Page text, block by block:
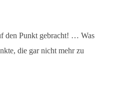
den Punkt gebracht! … Was
die gar nicht mehr zu